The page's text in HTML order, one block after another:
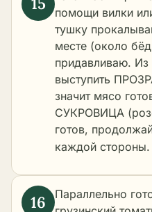
помощи вилки
тушку
месте (около
придавливаю. Из
выступить
значит мясо
СУКРОВИЦА
готов,
каждой стороны.
Параллельно